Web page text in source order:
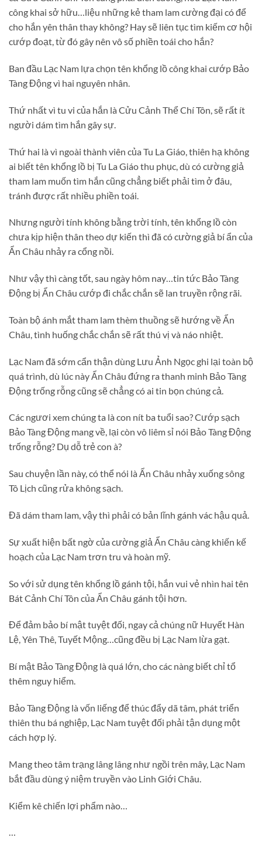
công khai sở hữu…liệu những kẻ tham lam cường đại có để
cho hắn yên thân thay không? Hay sẽ liên tục tìm kiếm cơ hội
cướp đoạt, từ đó gây nên vô số phiền toái cho hắn?
Ban đầu Lạc Nam lựa chọn tên khổng lồ công khai cướp Bảo
Tàng Động vì hai nguyên nhân.
Thứ nhất vì tu vi của hắn là Cửu Cảnh Thể Chí Tôn, sẽ rất ít
người dám tìm hắn gây sự.
Thứ hai là vì ngoài thành viên của Tu La Giáo, thiên hạ không
ai biết tên khổng lồ bị Tu La Giáo thu phục, dù có cường giả
tham lam muốn tìm hắn cũng chẳng biết phải tìm ở đâu,
tránh được rất nhiều phiền toái.
Nhưng người tính không bằng trời tính, tên khổng lồ còn
chưa kịp hiện thân theo dự kiến thì đã có cường giả bí ẩn của
Ẩn Châu nhảy ra cổng nồi.
Như vậy thì càng tốt, sau ngày hôm nay…tin tức Bảo Tàng
Động bị Ẩn Châu cướp đi chắc chắn sẽ lan truyền rộng rãi.
Toàn bộ ánh mắt tham lam thèm thuồng sẽ hướng về Ẩn
Châu, tình huống chắc chắn sẽ rất thú vị và náo nhiệt.
Lạc Nam đã sớm cẩn thận dùng Lưu Ảnh Ngọc ghi lại toàn bộ
quá trình, dù lúc này Ẩn Châu đứng ra thanh minh Bảo Tàng
Động trống rỗng cũng sẽ chẳng có ai tin bọn chúng cả.
Các ngươi xem chúng ta là con nít ba tuổi sao? Cướp sạch
Bảo Tàng Động mang về, lại còn vô liêm sỉ nói Bảo Tàng Động
trống rỗng? Dụ dỗ trẻ con à?
Sau chuyện lần này, có thể nói là Ẩn Châu nhảy xuống sông
Tô Lịch cũng rửa không sạch.
Đã dám tham lam, vậy thì phải có bản lĩnh gánh vác hậu quả.
Sự xuất hiện bất ngờ của cường giả Ẩn Châu càng khiến kế
hoạch của Lạc Nam trơn tru và hoàn mỹ.
So với sử dụng tên khổng lồ gánh tội, hắn vui vẻ nhìn hai tên
Bát Cảnh Chí Tôn của Ẩn Châu gánh tội hơn.
Để đảm bảo bí mật tuyệt đối, ngay cả chúng nữ Huyết Hàn
Lệ, Yên Thê, Tuyết Mộng…cũng đều bị Lạc Nam lừa gạt.
Bí mật Bảo Tàng Động là quá lớn, cho các nàng biết chỉ tổ
thêm nguy hiểm.
Bảo Tàng Động là vốn liếng để thúc đẩy dã tâm, phát triển
thiên thu bá nghiệp, Lạc Nam tuyệt đối phải tận dụng một
cách hợp lý.
Mang theo tâm trạng lâng lâng như ngồi trên mây, Lạc Nam
bắt đầu dùng ý niệm truyền vào Linh Giới Châu.
Kiểm kê chiến lợi phẩm nào…
…